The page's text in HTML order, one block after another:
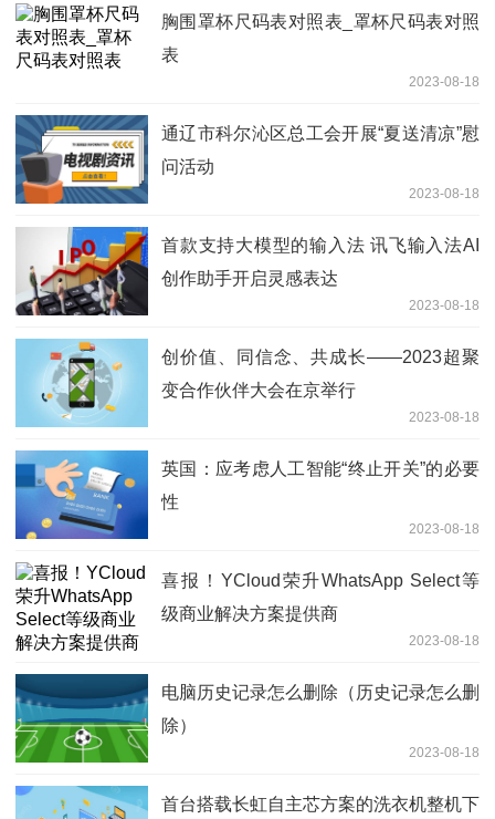
胸围罩杯尺码表对照表_罩杯尺码表对照
表
2023-08-18
通辽市科尔沁区总工会开展“夏送清凉”慰
问活动
2023-08-18
首款支持大模型的输入法 讯飞输入法AI
创作助手开启灵感表达
2023-08-18
创价值、同信念、共成长——2023超聚
变合作伙伴大会在京举行
2023-08-18
英国：应考虑人工智能“终止开关”的必要
性
2023-08-18
喜报！YCloud荣升WhatsApp Select等
级商业解决方案提供商
2023-08-18
电脑历史记录怎么删除（历史记录怎么删
除）
2023-08-18
首台搭载长虹自主芯方案的洗衣机整机下